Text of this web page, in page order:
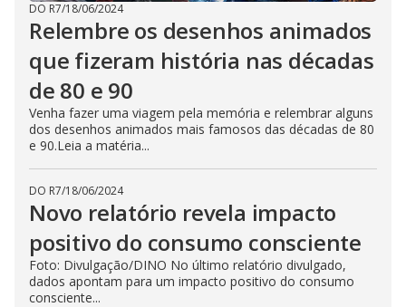
DO R7/18/06/2024
Relembre os desenhos animados
que fizeram história nas décadas
de 80 e 90
Venha fazer uma viagem pela memória e relembrar alguns
dos desenhos animados mais famosos das décadas de 80
e 90.Leia a matéria...
DO R7/18/06/2024
Novo relatório revela impacto
positivo do consumo consciente
Foto: Divulgação/DINO No último relatório divulgado,
dados apontam para um impacto positivo do consumo
consciente...